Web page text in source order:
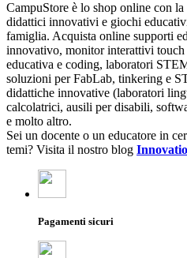
CampuStore è lo shop online con
didattici innovativi e giochi
famiglia. Acquista online supporti
innovativo, monitor interattivi
educativa e coding, laboratori
soluzioni per FabLab, tinkering e
didattiche innovative (laboratori
calcolatrici, ausili per disabili,
e molto altro.
Sei un docente o un educatore in
temi? Visita il nostro blog
Pagamenti sicuri